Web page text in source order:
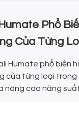
Phổ
Của Từng
Humate phổ biến
của từng loại
nâng cao năng